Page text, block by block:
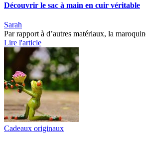
Découvrir le sac à main en cuir véritable
Sarah
Par rapport à d’autres matériaux, la
Lire l'article
Cadeaux originaux